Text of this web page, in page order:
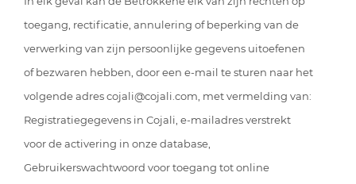
toegang, rectificatie, annulering of beperking van de
verwerking van zijn persoonlijke gegevens uitoefenen
of bezwaren hebben, door een e-mail te sturen naar het
volgende adres cojali@cojali.com, met vermelding van:
Registratiegegevens in Cojali, e-mailadres verstrekt
voor de activering in onze database,
Gebruikerswachtwoord voor toegang tot online